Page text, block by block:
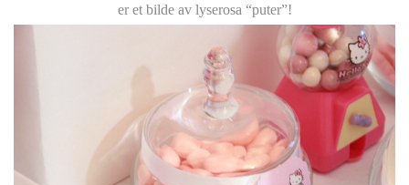
er et bilde av lyserosa “puter”!